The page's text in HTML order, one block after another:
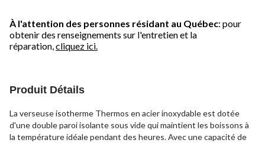
À l'attention des personnes résidant au Québec: pour
obtenir des renseignements sur l'entretien et la
réparation,cliquez ici.
Produit Détails
La verseuse isotherme Thermos en acier inoxydable est dotée
d'une double paroi isolante sous vide qui maintient les boissons à
la température idéale pendant des heures. Avec une capacité de